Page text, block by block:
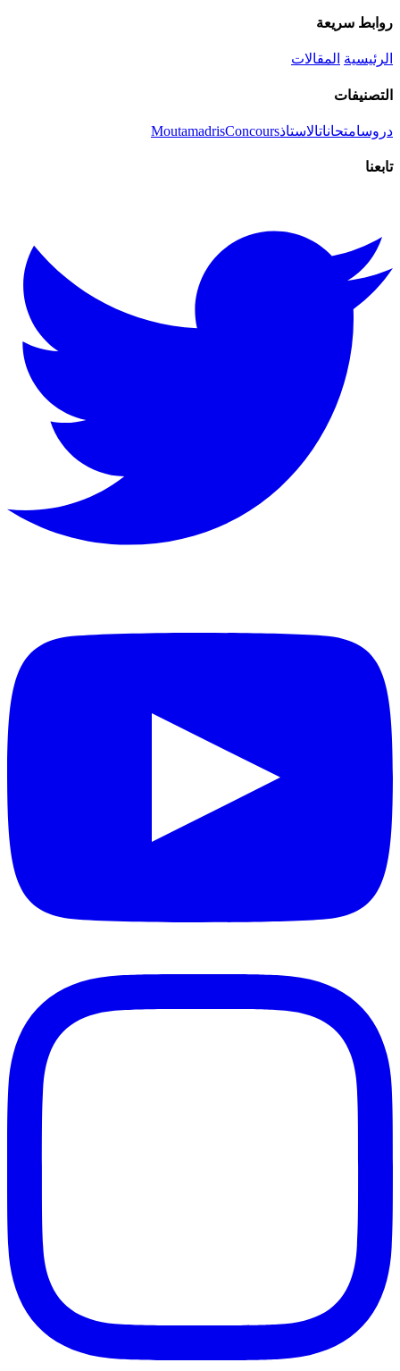
روابط سريعة
الرئيسية المقالات
التصنيفات
دروسامتحاناتالاستاذ MoutamadrisConcours
تابعنا